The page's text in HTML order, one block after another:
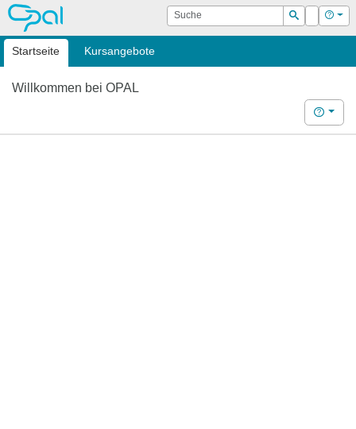
OPAL Suche
Suchen
Login Hilfe
Startseite Kursangebote
Willkommen bei OPAL
Hilfe